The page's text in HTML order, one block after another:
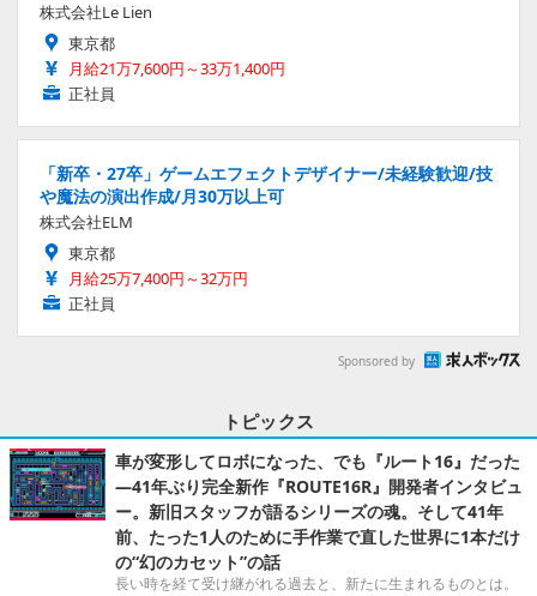
株式会社Le Lien
東京都
月給21万7,600円～33万1,400円
正社員
「新卒・27卒」ゲームエフェクトデザイナー/未経験歓迎/技
や魔法の演出作成/月30万以上可
株式会社ELM
東京都
月給25万7,400円～32万円
正社員
Sponsored by
トピックス
車が変形してロボになった、でも『ルート16』だった
―41年ぶり完全新作『ROUTE16R』開発者インタビュ
ー。新旧スタッフが語るシリーズの魂。そして41年
前、たった1人のために手作業で直した世界に1本だけ
の“幻のカセット”の話
長い時を経て受け継がれる過去と、新たに生まれるものとは。